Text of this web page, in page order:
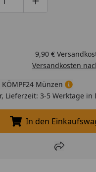
um eins
Produktmenge manuell
Produktmenge
9,90 €
Versandkosten
KÖMPF24 Münzen
Lieferzeit: 3-5 Werktage in
In den
In den
zur Wunschliste
Teilen